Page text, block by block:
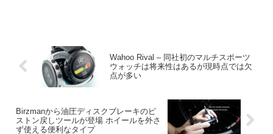
Wahoo Rival – 同社初のマルチスポーツ
ウォッチは将来性はあるが現時点では欠
点が多い
Birzmanから油圧ディスクブレーキのピ
ストン戻しツールが登場 ホイールを外さ
ず使える便利なタイプ